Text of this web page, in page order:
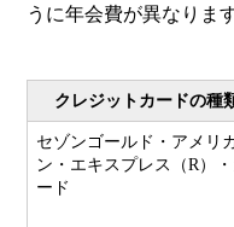
うに年会費が異なります
クレジットカードの種
セゾンゴールド・アメリ
ン・エキスプレス
（R）
ード